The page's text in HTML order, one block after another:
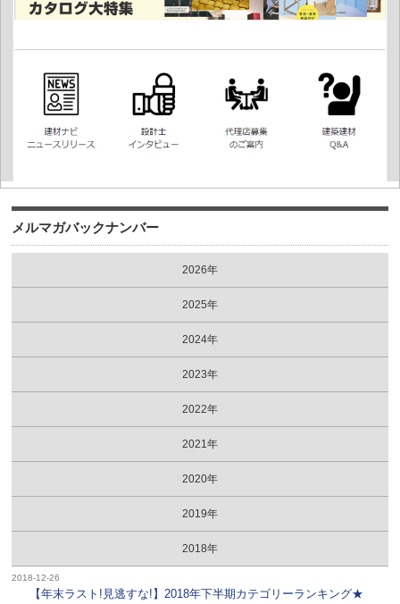
メルマガバックナンバー
2026年
2025年
2024年
2023年
2022年
2021年
2020年
2019年
2018年
2018-12-26
【年末ラスト!見逃すな!】2018年下半期カテゴリーランキング★